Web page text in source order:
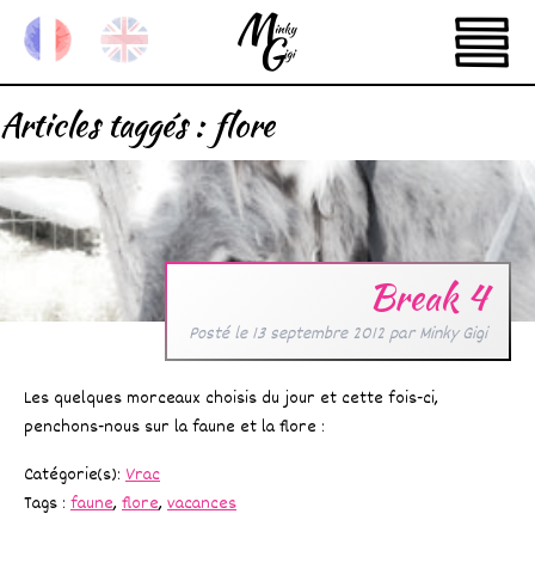
Articles taggés :flore
Break 4
Posté le13 septembre 2012parMinky Gigi
Les quelques morceaux choisis du jour et cette fois-ci,
penchons-nous sur la faune et la flore :
Catégorie(s): Vrac
Tags : faune,flore,vacances